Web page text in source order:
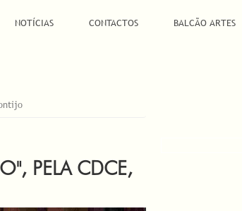
NOTÍCIAS CONTACTOS BALCÃO ARTES
PELA CDCE,